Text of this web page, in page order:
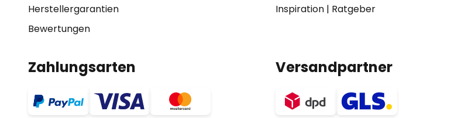
Herstellergarantien
Bewertungen
Inspiration| Ratgeber
Zahlungsarten Versandpartner